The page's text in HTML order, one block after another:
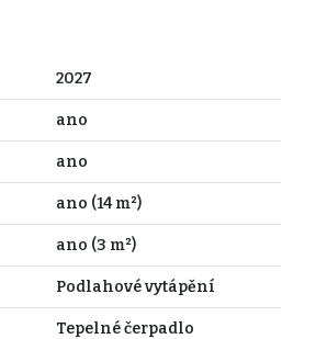
2027
ano
ano
ano (14 m²)
ano (3 m²)
Podlahové vytápění
Tepelné čerpadlo